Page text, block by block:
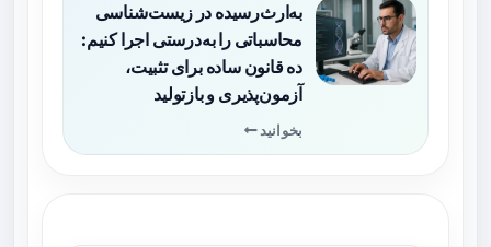
به‌ارث‌رسیده در زیست‌شناسی
محاسباتی را به‌درستی اجرا کنیم:
ده قانون ساده برای تثبیت،
آزمون‌پذیری و بازتولید
بخوانید